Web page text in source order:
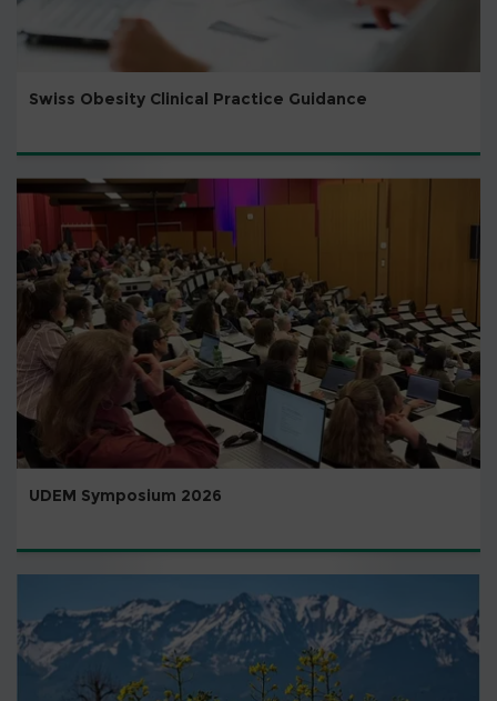
Swiss Obesity Clinical Practice Guidance
UDEM Symposium 2026